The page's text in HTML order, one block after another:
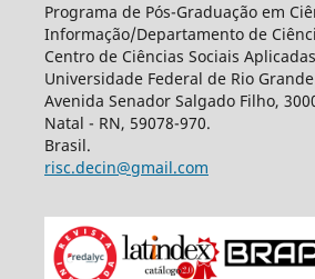
Programa de Pós-Graduação em
Informação/Departamento de
Centro de Ciências Sociais Aplicadas
Universidade Federal de Rio
Avenida Senador Salgado Filho,
Natal - RN, 59078-970.
Brasil.
risc.decin@gmail.com